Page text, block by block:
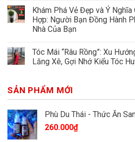
Khám Phá Vẻ Đẹp và Ý Nghĩa
Hợp: Người Bạn Đồng Hành
Nhà Của Bạn
Tóc Mái “Râu Rồng”: Xu
Lăng Xê, Gợi Nhớ Kiểu Tóc
SẢN PHẨM MỚI
Phù Du Thái - Thức Ăn
260.000₫